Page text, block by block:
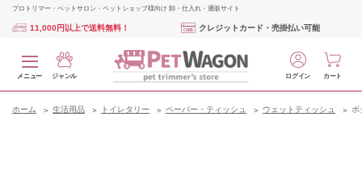
プロトリマー・ペットサロン・ペットショップ様向け 卸・仕入れ・通販サイト
11,000円以上で送料無料！ クレジットカード・売掛払い可能
メニュー ジャンル ログイン カート
ホーム 生活用品 トイレタリー ペーパー・ティッシュ ウェットティッシュ ボ